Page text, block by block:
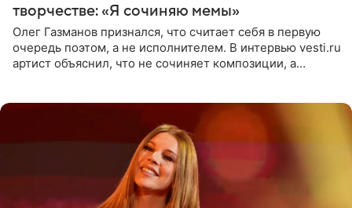
творчестве: «Я сочиняю мемы»
Олег Газманов признался, что считает себя в первую
очередь поэтом, а не исполнителем. В интервью vesti.ru
артист объяснил, что не сочиняет композиции, а